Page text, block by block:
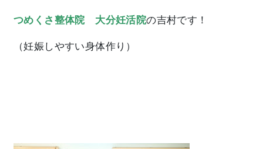
つめくさ整体院 大分妊活院の吉村です！
（妊娠しやすい身体作り）